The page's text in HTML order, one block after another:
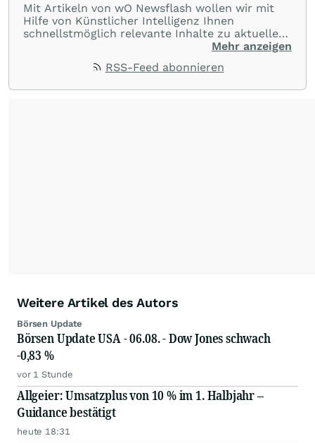
Mit Artikeln von wO Newsflash wollen wir mit
Hilfe von Künstlicher Intelligenz Ihnen
schnellstmöglich relevante Inhalte zu aktuellen
Ereignissen rund um Börse, Finanzmärkte aus
Mehr anzeigen
RSS-Feed abonnieren
Weitere Artikel des Autors
Börsen Update
Börsen Update USA - 06.08. - Dow Jones schwach
-0,83 %
vor 1 Stunde
Allgeier: Umsatzplus von 10 % im 1. Halbjahr –
Guidance bestätigt
heute 18:31